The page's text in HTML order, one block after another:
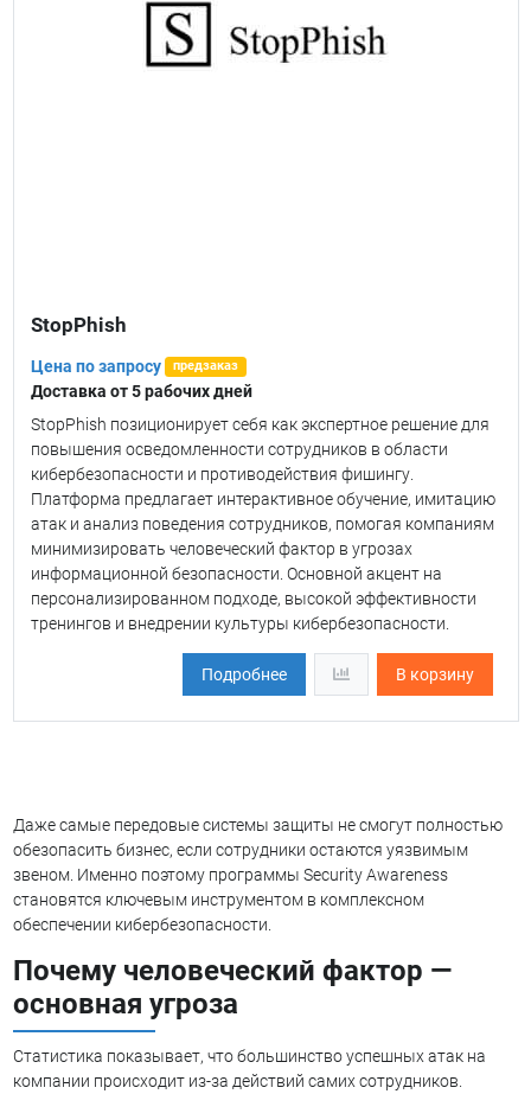
StopPhish
Цена по запросу предзаказ
Доставка от 5 рабочих дней
StopPhish позиционирует себя как экспертное решение для
повышения осведомленности сотрудников в области
кибербезопасности и противодействия фишингу.
Платформа предлагает интерактивное обучение, имитацию
атак и анализ поведения сотрудников, помогая компаниям
минимизировать человеческий фактор в угрозах
информационной безопасности. Основной акцент на
персонализированном подходе, высокой эффективности
тренингов и внедрении культуры кибербезопасности.
Подробнее В корзину
Даже самые передовые системы защиты не смогут полностью
обезопасить бизнес, если сотрудники остаются уязвимым
звеном. Именно поэтому программы Security Awareness
становятся ключевым инструментом в комплексном
обеспечении кибербезопасности.
Почему человеческий фактор —
основная угроза
Статистика показывает, что большинство успешных атак на
компании происходит из-за действий самих сотрудников.